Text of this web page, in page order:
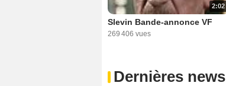
2:02
Slevin Bande-annonce VF
269 406 vues
Dernières news